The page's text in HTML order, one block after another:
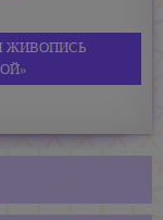
ЖИВОПИСЬ